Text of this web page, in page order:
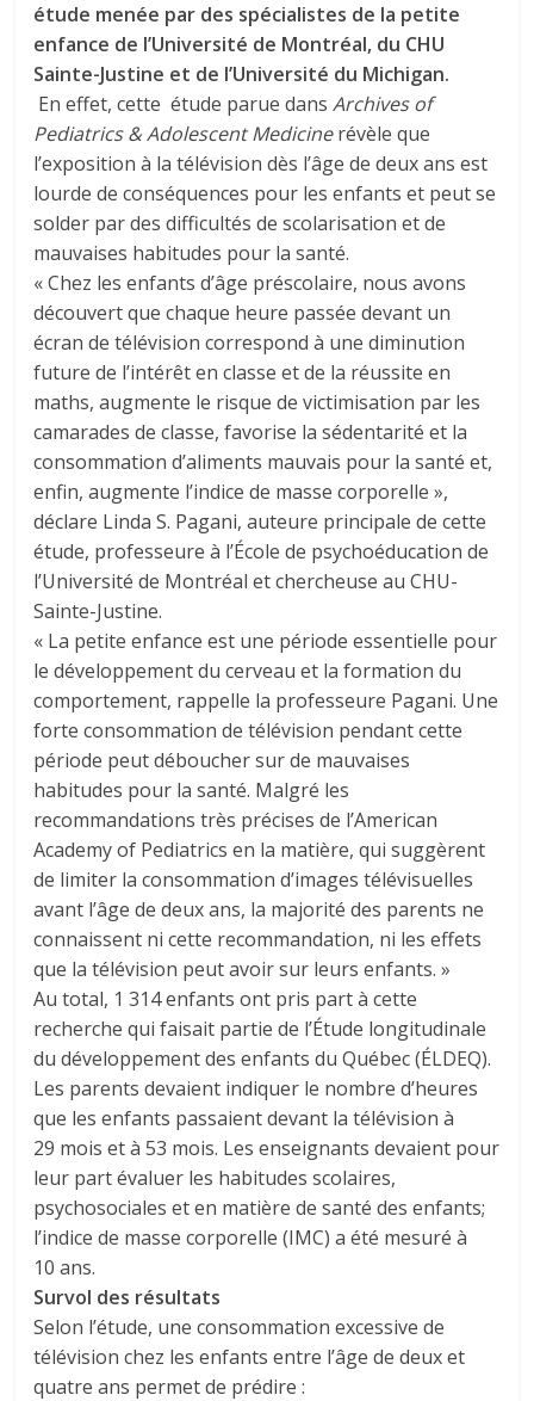
étude menée par des spécialistes de la petite
enfance de l’Université de Montréal, du CHU
Sainte-Justine et de l’Université du Michigan.
En effet, cette étude parue dansArchives of
Pediatrics & Adolescent Medicinerévèle que
l’exposition à la télévision dès l’âge de deux ans est
lourde de conséquences pour les enfants et peut se
solder par des difficultés de scolarisation et de
mauvaises habitudes pour la santé.
« Chez les enfants d’âge préscolaire, nous avons
découvert que chaque heure passée devant un
écran de télévision correspond à une diminution
future de l’intérêt en classe et de la réussite en
maths, augmente le risque de victimisation par les
camarades de classe, favorise la sédentarité et la
consommation d’aliments mauvais pour la santé et,
enfin, augmente l’indice de masse corporelle »,
déclare Linda S. Pagani, auteure principale de cette
étude, professeure à l’École de psychoéducation de
l’Université de Montréal et chercheuse au CHU-
Sainte-Justine.
« La petite enfance est une période essentielle pour
le développement du cerveau et la formation du
comportement, rappelle la professeure Pagani. Une
forte consommation de télévision pendant cette
période peut déboucher sur de mauvaises
habitudes pour la santé. Malgré les
recommandations très précises de l’American
Academy of Pediatrics en la matière, qui suggèrent
de limiter la consommation d’images télévisuelles
avant l’âge de deux ans, la majorité des parents ne
connaissent ni cette recommandation, ni les effets
que la télévision peut avoir sur leurs enfants. »
Au total, 1 314 enfants ont pris part à cette
recherche qui faisait partie de l’Étude longitudinale
du développement des enfants du Québec (ÉLDEQ).
Les parents devaient indiquer le nombre d’heures
que les enfants passaient devant la télévision à
29 mois et à 53 mois. Les enseignants devaient pour
leur part évaluer les habitudes scolaires,
psychosociales et en matière de santé des enfants;
l’indice de masse corporelle (IMC) a été mesuré à
10 ans.
Survol des résultats
Selon l’étude, une consommation excessive de
télévision chez les enfants entre l’âge de deux et
quatre ans permet de prédire :